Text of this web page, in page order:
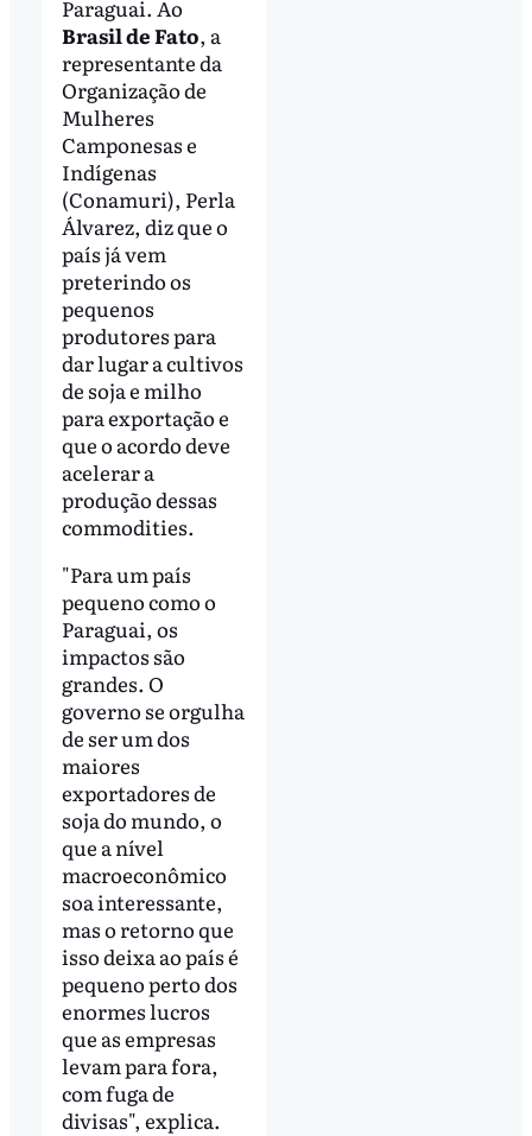
Paraguai. Ao
Brasil de Fato, a
representante da
Organização de
Mulheres
Camponesas e
Indígenas
(Conamuri), Perla
Álvarez, diz que o
país já vem
preterindo os
pequenos
produtores para
dar lugar a cultivos
de soja e milho
para exportação e
que o acordo deve
acelerar a
produção dessas
commodities.
"Para um país
pequeno como o
Paraguai, os
impactos são
grandes. O
governo se orgulha
de ser um dos
maiores
exportadores de
soja do mundo, o
que a nível
macroeconômico
soa interessante,
mas o retorno que
isso deixa ao país é
pequeno perto dos
enormes lucros
que as empresas
levam para fora,
com fuga de
divisas", explica.